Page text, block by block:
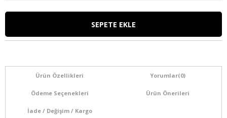
Ürün Özellikleri Yorumlar(0)
Ödeme Seçenekleri Ürün Önerileri
İade / Değişim / Kargo